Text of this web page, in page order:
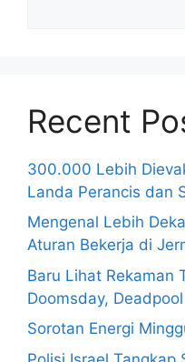
Recent
300.000 Lebih
Landa Perancis dan
Mengenal Lebih
Aturan Bekerja di
Baru Lihat Rekaman
Doomsday,
Sorotan Energi